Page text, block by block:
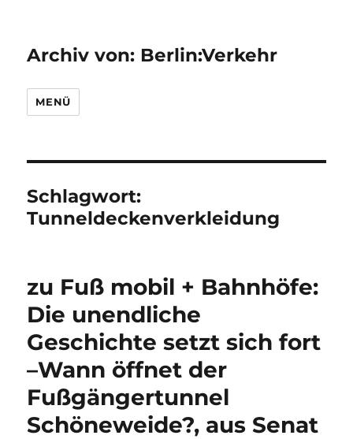
Archiv von: Berlin:Verkehr
MENÜ
Schlagwort:
Tunneldeckenverkleidung
zu Fuß mobil + Bahnhöfe:
Die unendliche
Geschichte setzt sich fort
–Wann öffnet der
Fußgängertunnel
Schöneweide?, aus Senat